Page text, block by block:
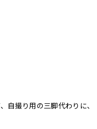
自撮り用の三脚代わりに、